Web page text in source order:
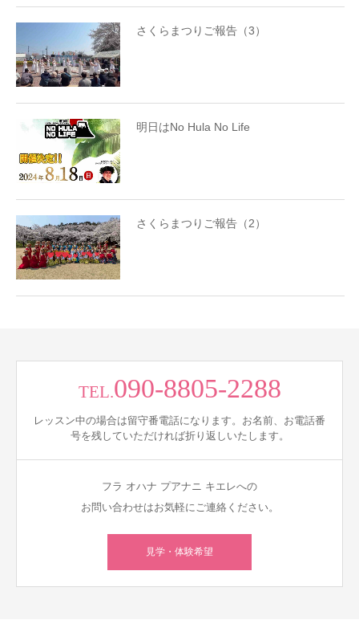
さくらまつりご報告（3）
明日はNo Hula No Life
さくらまつりご報告（2）
TEL.090-8805-2288
レッスン中の場合は留守番電話になります。お名前、お電話番
号を残していただければ折り返しいたします。
フラ オハナ プアナニ キエレへの
お問い合わせはお気軽にご連絡ください。
見学・体験希望